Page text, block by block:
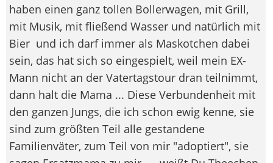
haben einen ganz tollen Bollerwagen, mit Grill,
mit Musik, mit fließend Wasser und natürlich mit
Bier und ich darf immer als Maskotchen dabei
sein, das hat sich so eingespielt, weil mein EX-
Mann nicht an der Vatertagstour dran teilnimmt,
dann halt die Mama ... Diese Verbundenheit mit
den ganzen Jungs, die ich schon ewig kenne, sie
sind zum größten Teil alle gestandene
Familienväter, zum Teil von mir "adoptiert", sie